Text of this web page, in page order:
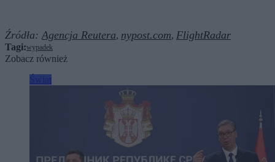
Źródła:Agencja Reutera, nypost.com, FlightRadar
Tagi:wypadek
Zobacz również